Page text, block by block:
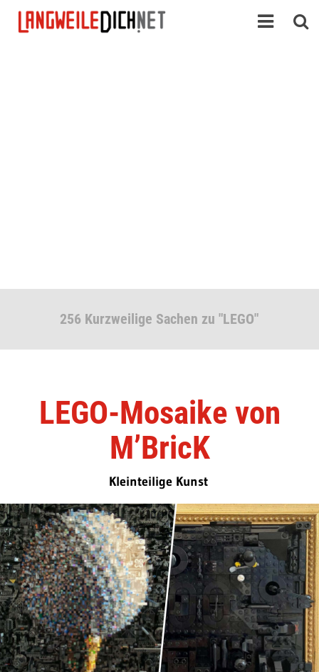
256 Kurzweilige Sachen zu "LEGO"
LEGO-Mosaike von
M’BricK
Kleinteilige Kunst